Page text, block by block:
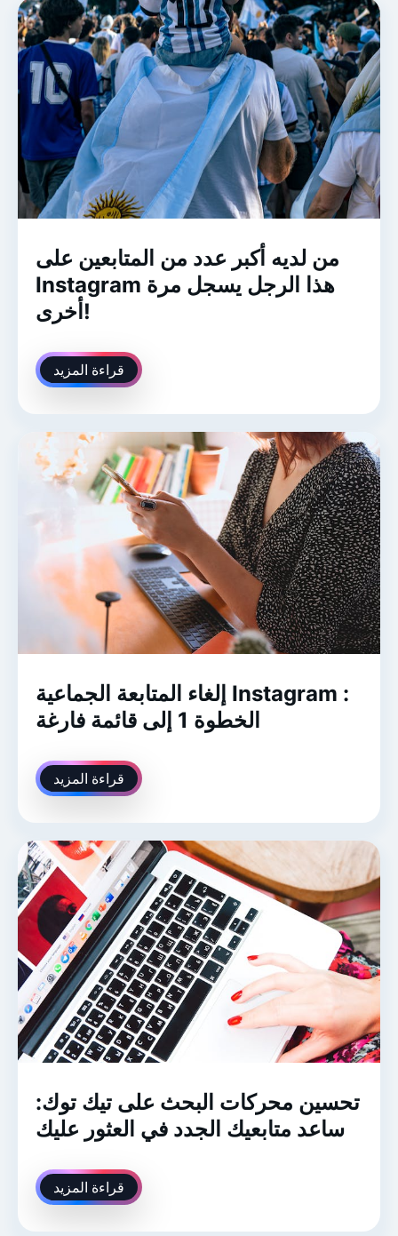
من لديه أكبر عدد من المتابعين على
Instagram هذا الرجل يسجل مرة
أخرى!
قراءة المزيد
إلغاء المتابعة الجماعية Instagram :
الخطوة 1 إلى قائمة فارغة
قراءة المزيد
تحسين محركات البحث على تيك توك:
ساعد متابعيك الجدد في العثور عليك
قراءة المزيد